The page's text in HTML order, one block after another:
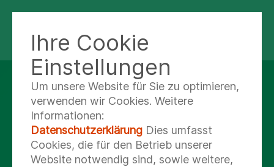
KLINIK FÜR GERIATRIE
Geriatrische
Komplexbehandlung
Ihre Cookie
Einstellungen
Um unsere Website für Sie zu optimieren,
verwenden wir Cookies. Weitere
Informationen:
Datenschutzerklärung Dies umfasst
Cookies, die für den Betrieb unserer
Website notwendig sind, sowie weitere,